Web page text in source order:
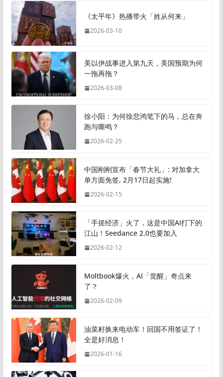
《太平年》热播带火「姓从何来」
2026-03-10
美以伊战事进入第九天，美国预期为何
一拖再拖？
2026-03-08
徐小阳：为何徐悲鸿笔下的马，总在奔
跑与嘶鸣？
2026-02-25
中国刚刚宣布「春节大礼」: 对加拿大
单方面免签, 2月17日起实施!
2026-02-15
「手搓经济」火了，这是中国AI打下的
江山！Seedance 2.0也要加入
2026-02-12
Moltbook爆火，AI「觉醒」奇点来
了？
2026-02-09
油菜籽换来电动车！回国不用签证了！
全是好消息！
2026-01-16